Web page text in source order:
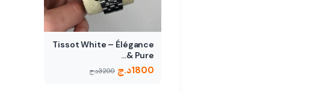
Tissot White – Élégance
Pure &…
1800د.ج 3200د.ج